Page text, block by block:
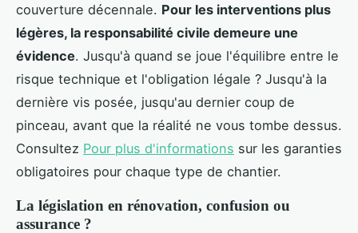
couverture décennale. Pour les interventions plus
légères, la responsabilité civile demeure une
évidence. Jusqu'à quand se joue l'équilibre entre le
risque technique et l'obligation légale ? Jusqu'à la
dernière vis posée, jusqu'au dernier coup de
pinceau, avant que la réalité ne vous tombe dessus.
Consultez Pour plus d'informations sur les garanties
obligatoires pour chaque type de chantier.
La législation en rénovation, confusion ou
assurance ?